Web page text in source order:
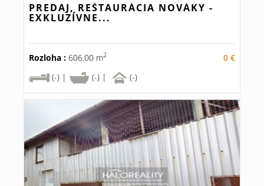
PREDAJ, REŠTAURÁCIA NOVÁKY -
EXKLUZÍVNE...
Rozloha : 606.00 m2
0 €
(-) |
(-) | (-)